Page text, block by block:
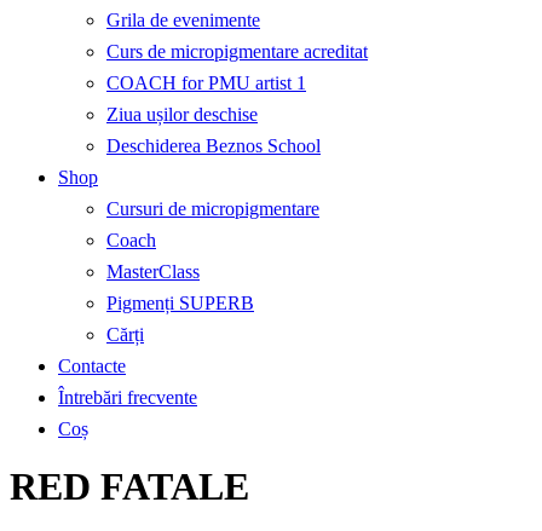
Grila de evenimente
Curs de micropigmentare acreditat
COACH for PMU artist 1
Ziua ușilor deschise
Deschiderea Beznos School
Shop
Cursuri de micropigmentare
Coach
MasterClass
Pigmenți SUPERB
Cărți
Contacte
Întrebări frecvente
Coș
RED FATALE